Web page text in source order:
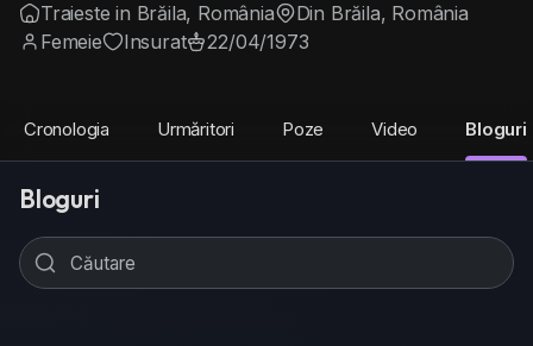
Traieste in Brăila, România
Din Brăila, România
Femeie
Insurat 22/04/1973
Cronologia Urmăritori Poze Video Bloguri
Bloguri